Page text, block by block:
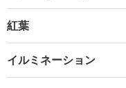
紅葉
イルミネーション